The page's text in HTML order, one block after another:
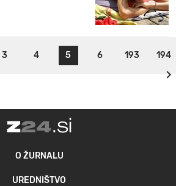
3 4 5 6 193 194
O ŽURNALU
UREDNIŠTVO